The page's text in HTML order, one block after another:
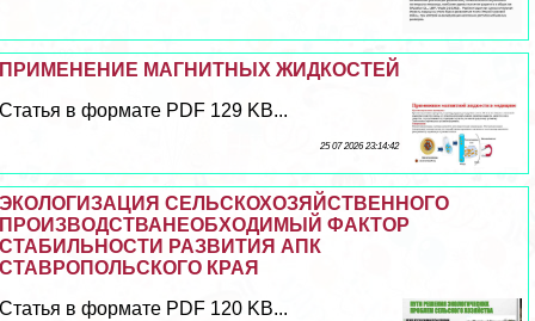
ПРИМЕНЕНИЕ МАГНИТНЫХ ЖИДКОСТЕЙ
Статья в формате PDF 129 KB...
25 07 2026 23:14:42
ЭКОЛОГИЗАЦИЯ СЕЛЬСКОХОЗЯЙСТВЕННОГО
ПРОИЗВОДСТВАНЕОБХОДИМЫЙ ФАКТОР
СТАБИЛЬНОСТИ РАЗВИТИЯ АПК
СТАВРОПОЛЬСКОГО КРАЯ
Статья в формате PDF 120 KB...